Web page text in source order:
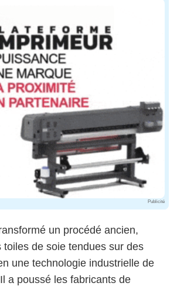
Publicité
un procédé ancien,
toiles de soie tendues sur des
une technologie industrielle de
a poussé les fabricants de